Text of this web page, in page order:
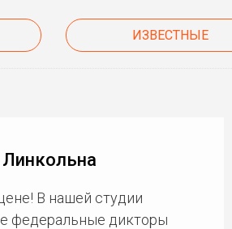
ИЗВЕСТНЫЕ
В нашей студии
федеральные дикторы